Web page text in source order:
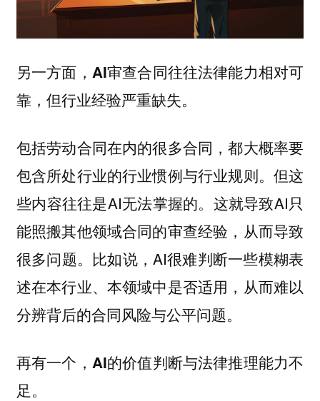
另一方面，AI审查合同往往法律能力相对可
靠，但行业经验严重缺失。
包括劳动合同在内的很多合同，都大概率要
包含所处行业的行业惯例与行业规则。但这
些内容往往是AI无法掌握的。这就导致AI只
能照搬其他领域合同的审查经验，从而导致
很多问题。比如说，AI很难判断一些模糊表
述在本行业、本领域中是否适用，从而难以
分辨背后的合同风险与公平问题。
再有一个，AI的价值判断与法律推理能力不
足。